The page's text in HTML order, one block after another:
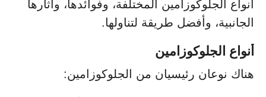
أنواع الجلوكوزامين المختلفة، وفوائدها، وآثارها
الجانبية، وأفضل طريقة لتناولها.
أنواع الجلوكوزامين
هناك نوعان رئيسيان من الجلوكوزامين: